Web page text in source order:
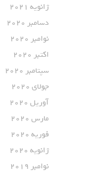
ژانویه 2021
دسامبر 2020
نوامبر 2020
اکتبر 2020
سپتامبر 2020
جولای 2020
آوریل 2020
مارس 2020
فوریه 2020
ژانویه 2020
نوامبر 2019